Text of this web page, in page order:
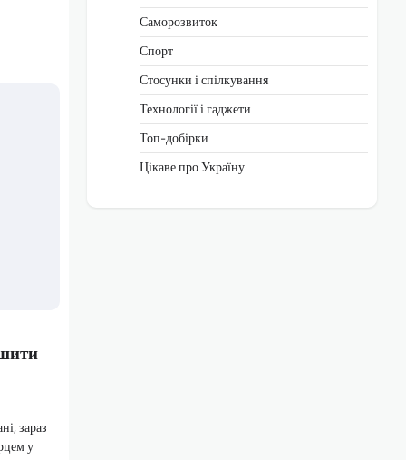
зараз
у
Саморозвиток
Спорт
Стосунки і спілкування
Технології і гаджети
Топ-добірки
Цікаве про Україну